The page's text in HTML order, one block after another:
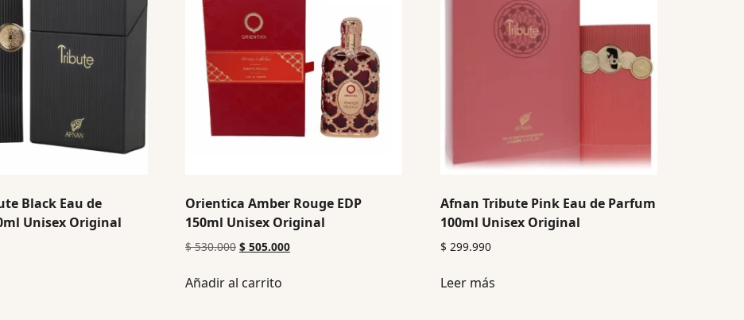
Black Eau de
Unisex Original
Orientica Amber Rouge EDP
150ml Unisex Original
$530.000 $ 505.000
Añadir al carrito
Afnan Tribute Pink Eau de Parfum
100ml Unisex Original
$ 299.990
Leer más